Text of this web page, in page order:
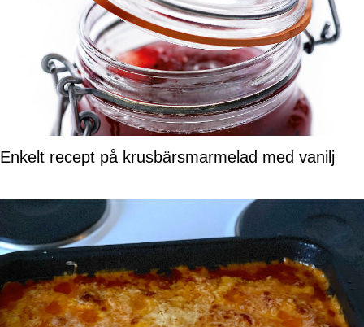
Enkelt recept på krusbärsmarmelad med vanilj